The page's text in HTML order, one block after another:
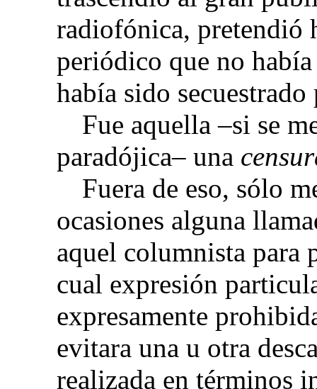
radiofónica, pretendió
periódico que no
había sido
Fue aquella –si se
paradójica– una
Fuera de eso, sólo
ocasiones alguna
aquel columnista para
cual expresión
expresamente
evitara una u otra
realizada en términos